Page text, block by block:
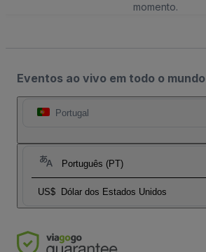
momento.
Eventos ao vivo em todo o mundo
Portugal
Português (PT)
US$ Dólar dos Estados Unidos